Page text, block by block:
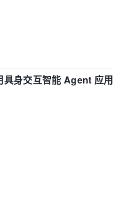
身交互智能 Agent 应用